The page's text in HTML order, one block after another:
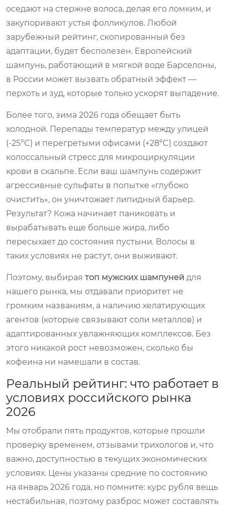
оседают на стержне волоса, делая его ломким, и
закупоривают устья фолликулов. Любой
зарубежный рейтинг, скопированный без
адаптации, будет бесполезен. Европейский
шампунь, работающий в мягкой воде Барселоны,
в России может вызвать обратный эффект —
перхоть и зуд, которые только ускорят выпадение.
Более того, зима 2026 года обещает быть
холодной. Перепады температур между улицей
(-25°C) и перегретыми офисами (+28°C) создают
колоссальный стресс для микроциркуляции
крови в скальпе. Если ваш шампунь содержит
агрессивные сульфаты в попытке «глубоко
очистить», он уничтожает липидный барьер.
Результат? Кожа начинает паниковать и
вырабатывать еще больше жира, либо
пересыхает до состояния пустыни. Волосы в
таких условиях не растут, они выживают.
Поэтому, выбирая топ мужских шампуней для
нашего рынка, мы отдавали приоритет не
громким названиям, а наличию хелатирующих
агентов (которые связывают соли металлов) и
адаптированных увлажняющих комплексов. Без
этого никакой рост невозможен, сколько бы
кофеина ни намешали в состав.
Реальный рейтинг: что работает в
условиях российского рынка
2026
Мы отобрали пять продуктов, которые прошли
проверку временем, отзывами трихологов и, что
важно, доступностью в текущих экономических
условиях. Цены указаны средние по состоянию
на январь 2026 года, но помните: курс рубля вещь
нестабильная, поэтому разброс может составлять